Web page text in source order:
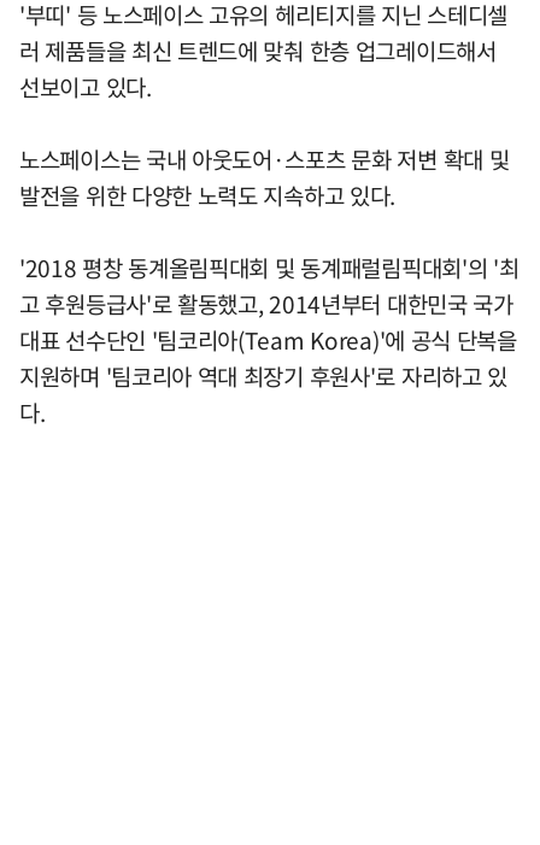
'부띠' 등 노스페이스 고유의 헤리티지를 지닌 스테디셀
러 제품들을 최신 트렌드에 맞춰 한층 업그레이드해서
선보이고 있다.
노스페이스는 국내 아웃도어·스포츠 문화 저변 확대 및
발전을 위한 다양한 노력도 지속하고 있다.
'2018 평창 동계올림픽대회 및 동계패럴림픽대회'의 '최
고 후원등급사'로 활동했고, 2014년부터 대한민국 국가
대표 선수단인 '팀코리아(Team Korea)'에 공식 단복을
지원하며 '팀코리아 역대 최장기 후원사'로 자리하고 있
다.